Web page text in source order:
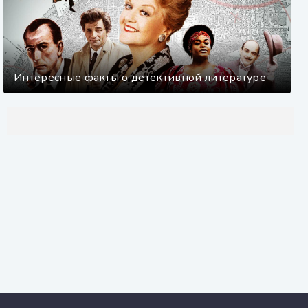
Интересные факты о детективной литературе